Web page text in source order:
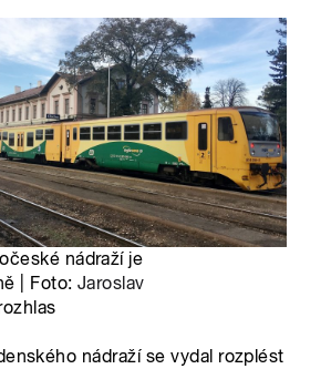
nádraží je
| Foto: Jaroslav
nádraží se vydal rozplést